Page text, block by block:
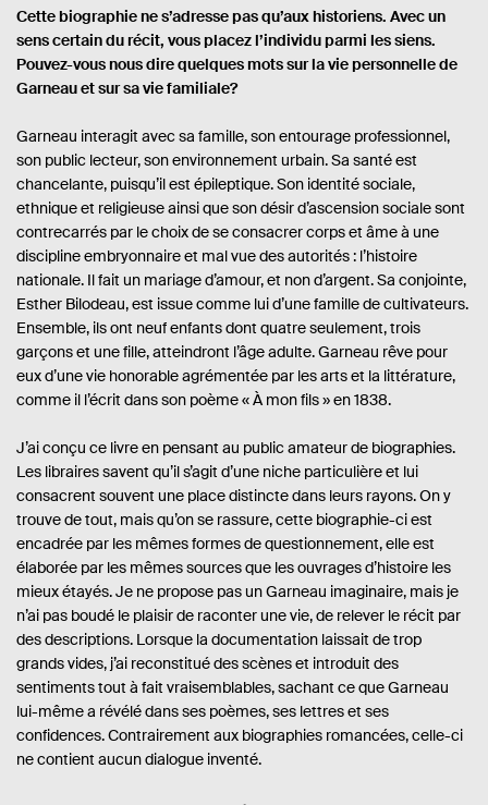
v
r
e
.b
l
i
d
p
a
Cette biographie ne s’adresse pas qu’aux historiens. Avec un
sens certain du récit, vous placez l’individu parmi les siens.
Pouvez-vous nous dire quelques mots sur la vie personnelle de
Garneau et sur sa vie familiale?
Garneau interagit avec sa famille, son entourage professionnel,
son public lecteur, son environnement urbain. Sa santé est
chancelante, puisqu’il est épileptique. Son identité sociale,
ethnique et religieuse ainsi que son désir d’ascension sociale sont
contrecarrés par le choix de se consacrer corps et âme à une
discipline embryonnaire et mal vue des autorités : l’histoire
nationale. Il fait un mariage d’amour, et non d’argent. Sa conjointe,
Esther Bilodeau, est issue comme lui d’une famille de cultivateurs.
Ensemble, ils ont neuf enfants dont quatre seulement, trois
garçons et une fille, atteindront l’âge adulte. Garneau rêve pour
eux d’une vie honorable agrémentée par les arts et la littérature,
comme il l’écrit dans son poème « À mon fils » en 1838.
J’ai conçu ce livre en pensant au public amateur de biographies.
Les libraires savent qu’il s’agit d’une niche particulière et lui
consacrent souvent une place distincte dans leurs rayons. On y
trouve de tout, mais qu’on se rassure, cette biographie-ci est
encadrée par les mêmes formes de questionnement, elle est
élaborée par les mêmes sources que les ouvrages d’histoire les
mieux étayés. Je ne propose pas un Garneau imaginaire, mais je
n’ai pas boudé le plaisir de raconter une vie, de relever le récit par
des descriptions. Lorsque la documentation laissait de trop
grands vides, j’ai reconstitué des scènes et introduit des
sentiments tout à fait vraisemblables, sachant ce que Garneau
lui-même a révélé dans ses poèmes, ses lettres et ses
confidences. Contrairement aux biographies romancées, celle-ci
ne contient aucun dialogue inventé.